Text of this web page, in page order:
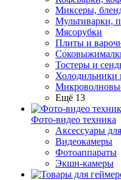
Миксеры,
Мультиварки,
Мясорубки
Плиты и
Тостеры и
Холодильники
Ещё 13
Фото-видео техника
Аксессуары
Видеокамеры
Фотоаппараты
Экшн-камеры